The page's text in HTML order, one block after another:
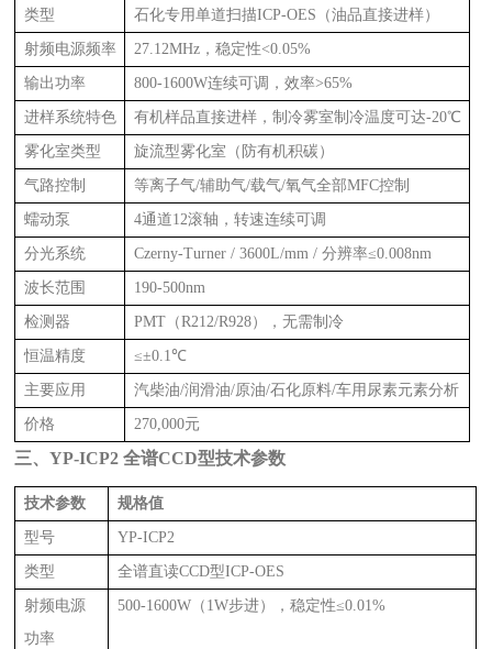
类型 石化专用单道扫描ICP-OES（油品直接进样）
射频电源频率 27.12MHz，稳定性<0.05%
输出功率 800-1600W连续可调，效率>65%
进样系统特色 有机样品直接进样，制冷雾室制冷温度可达-20℃
雾化室类型 旋流型雾化室（防有机积碳）
气路控制 等离子气/辅助气/载气/氧气全部MFC控制
蠕动泵 4通道12滚轴，转速连续可调
分光系统 Czerny-Turner / 3600L/mm / 分辨率≤0.008nm
波长范围 190-500nm
检测器 PMT（R212/R928），无需制冷
恒温精度 ≤±0.1℃
主要应用 汽柴油/润滑油/原油/石化原料/车用尿素元素分析
价格 270,000元
三、YP-ICP2 全谱CCD型技术参数
技术参数 规格值
型号 YP-ICP2
类型 全谱直读CCD型ICP-OES
射频电源
功率
500-1600W（1W步进），稳定性≤0.01%